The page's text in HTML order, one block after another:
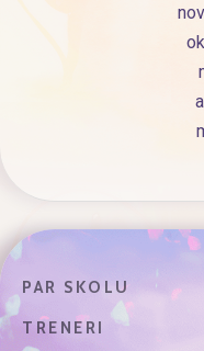
PAR SKOLU
TRENERI